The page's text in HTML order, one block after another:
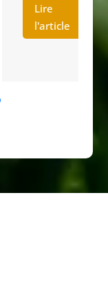
Lire
l'article